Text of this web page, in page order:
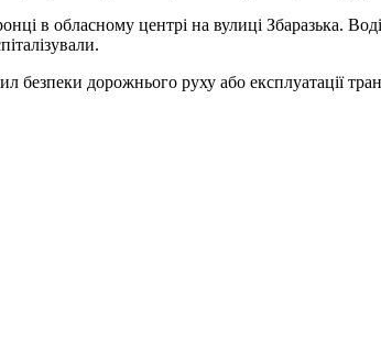
в обласному центрі на вулиці Збаразька.
дорожнього руху або експлуатації